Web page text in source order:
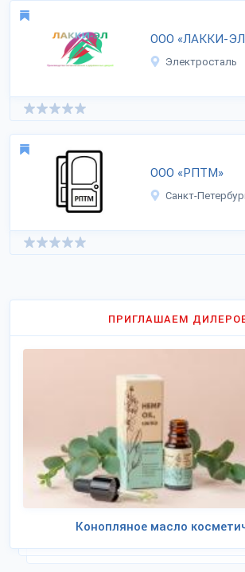
ООО «ЛАККИ-
Электросталь
ООО «РПТМ»
Санкт-
ПРИГЛАШАЕМ
Конопляное масло